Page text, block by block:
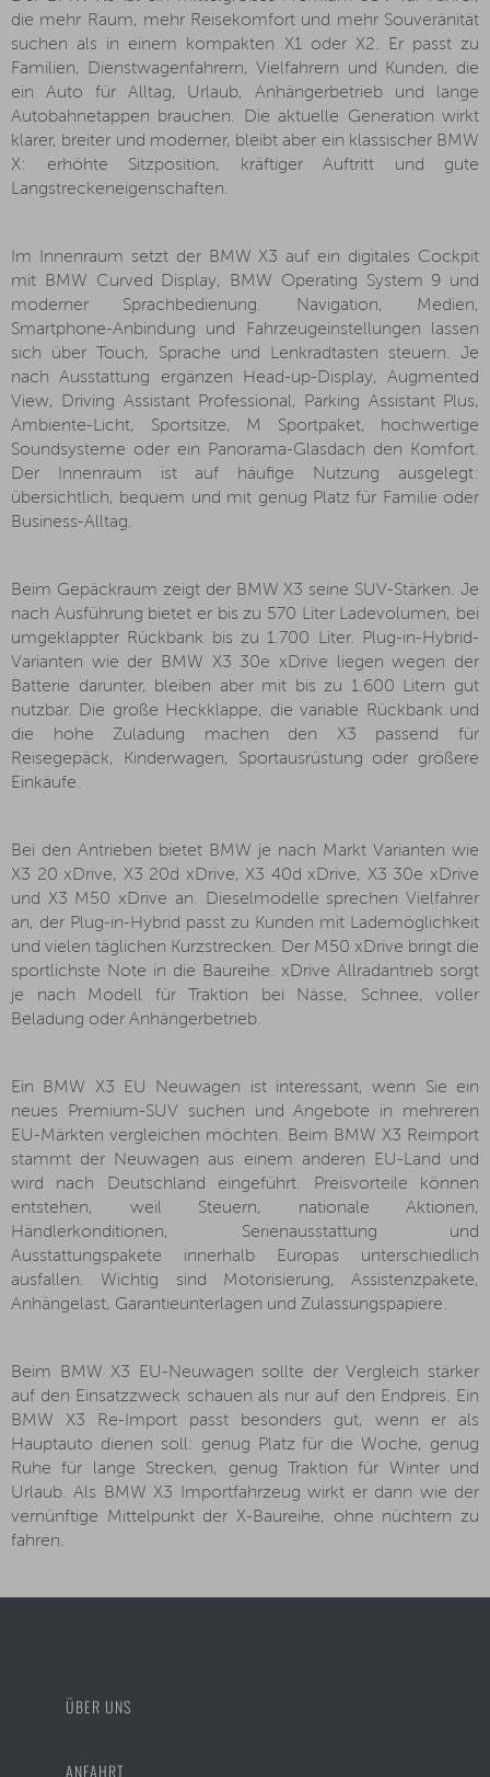
die mehr Raum, mehr Reisekomfort und mehr Souveränität
suchen als in einem kompakten X1 oder X2. Er passt zu
Familien, Dienstwagenfahrern, Vielfahrern und Kunden, die
ein Auto für Alltag, Urlaub, Anhängerbetrieb und lange
Autobahnetappen brauchen. Die aktuelle Generation wirkt
klarer, breiter und moderner, bleibt aber ein klassischer BMW
X: erhöhte Sitzposition, kräftiger Auftritt und gute
Langstreckeneigenschaften.
Im Innenraum setzt der BMW X3 auf ein digitales Cockpit
mit BMW Curved Display, BMW Operating System 9 und
moderner Sprachbedienung. Navigation, Medien,
Smartphone-Anbindung und Fahrzeugeinstellungen lassen
sich über Touch, Sprache und Lenkradtasten steuern. Je
nach Ausstattung ergänzen Head-up-Display, Augmented
View, Driving Assistant Professional, Parking Assistant Plus,
Ambiente-Licht, Sportsitze, M Sportpaket, hochwertige
Soundsysteme oder ein Panorama-Glasdach den Komfort.
Der Innenraum ist auf häufige Nutzung ausgelegt:
übersichtlich, bequem und mit genug Platz für Familie oder
Business-Alltag.
Beim Gepäckraum zeigt der BMW X3 seine SUV-Stärken. Je
nach Ausführung bietet er bis zu 570 Liter Ladevolumen, bei
umgeklappter Rückbank bis zu 1.700 Liter. Plug-in-Hybrid-
Varianten wie der BMW X3 30e xDrive liegen wegen der
Batterie darunter, bleiben aber mit bis zu 1.600 Litern gut
nutzbar. Die große Heckklappe, die variable Rückbank und
die hohe Zuladung machen den X3 passend für
Reisegepäck, Kinderwagen, Sportausrüstung oder größere
Einkäufe.
Bei den Antrieben bietet BMW je nach Markt Varianten wie
X3 20 xDrive, X3 20d xDrive, X3 40d xDrive, X3 30e xDrive
und X3 M50 xDrive an. Dieselmodelle sprechen Vielfahrer
an, der Plug-in-Hybrid passt zu Kunden mit Lademöglichkeit
und vielen täglichen Kurzstrecken. Der M50 xDrive bringt die
sportlichste Note in die Baureihe. xDrive Allradantrieb sorgt
je nach Modell für Traktion bei Nässe, Schnee, voller
Beladung oder Anhängerbetrieb.
Ein BMW X3 EU Neuwagen ist interessant, wenn Sie ein
neues Premium-SUV suchen und Angebote in mehreren
EU-Märkten vergleichen möchten. Beim BMW X3 Reimport
stammt der Neuwagen aus einem anderen EU-Land und
wird nach Deutschland eingeführt. Preisvorteile können
entstehen, weil Steuern, nationale Aktionen,
Händlerkonditionen, Serienausstattung und
Ausstattungspakete innerhalb Europas unterschiedlich
ausfallen. Wichtig sind Motorisierung, Assistenzpakete,
Anhängelast, Garantieunterlagen und Zulassungspapiere.
Beim BMW X3 EU-Neuwagen sollte der Vergleich stärker
auf den Einsatzzweck schauen als nur auf den Endpreis. Ein
BMW X3 Re-Import passt besonders gut, wenn er als
Hauptauto dienen soll: genug Platz für die Woche, genug
Ruhe für lange Strecken, genug Traktion für Winter und
Urlaub. Als BMW X3 Importfahrzeug wirkt er dann wie der
vernünftige Mittelpunkt der X-Baureihe, ohne nüchtern zu
fahren.
ÜBER UNS
ANFAHRT